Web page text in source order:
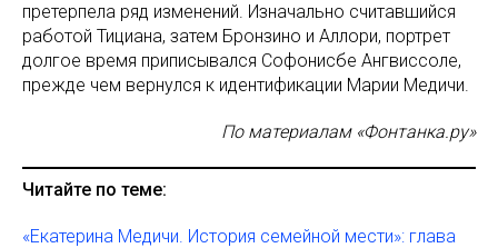
претерпела ряд изменений. Изначально считавшийся
работой Тициана, затем Бронзино и Аллори, портрет
долгое время приписывался Софонисбе Ангвиссоле,
прежде чем вернулся к идентификации Марии Медичи.
По материалам «Фонтанка.ру»
Читайте по теме:
«Екатерина Медичи. История семейной мести»: глава